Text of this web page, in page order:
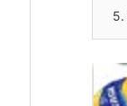
5.